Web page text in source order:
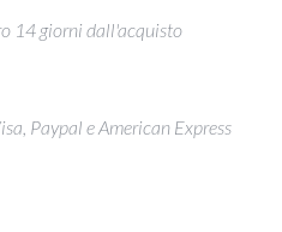
14 giorni dall'acquisto
Paypal e American Express